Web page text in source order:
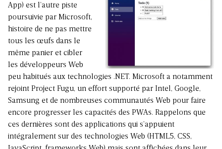
App) est l’autre piste
poursuivie par Microsoft,
histoire de ne pas mettre
tous les œufs dans le
même panier et cibler
les développeurs Web
peu habitués aux technologies .NET. Microsoft a notamment
rejoint Project Fugu, un effort supporté par Intel, Google,
Samsung et de nombreuses communautés Web pour faire
encore progresser les capacités des PWAs. Rappelons que
ces dernières sont des applications qui s’appuient
intégralement sur des technologies Web (HTML5, CSS,